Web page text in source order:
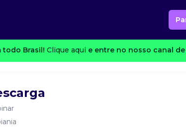
todo Brasil! Clique aqui e entre no nosso canal